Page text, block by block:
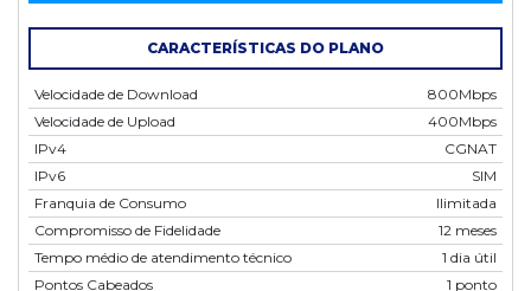
CARACTERÍSTICAS DO PLANO
Velocidade de Download
800Mbps
Velocidade de Upload
400Mbps
IPv4
CGNAT
IPv6
SIM
Franquia de Consumo
Ilimitada
Compromisso de Fidelidade
12 meses
Tempo médio de atendimento técnico
1 dia útil
Pontos Cabeados
1 ponto